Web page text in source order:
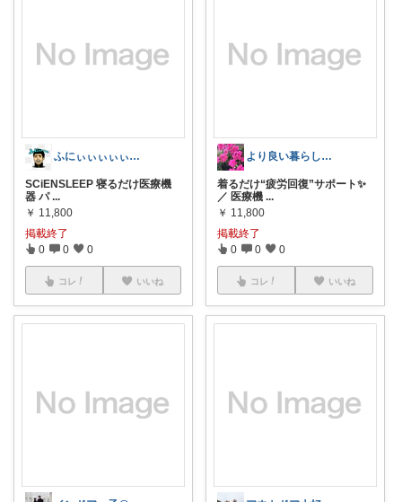
ふにぃぃぃぃぃ🐰🐨
SCiENSLEEP 寝るだけ医療機
器 パ ...
￥ 11,800
掲載終了
0 0 0
コレ いいね
より良い暮らしへのStep Room
着るだけ“疲労回復”サポート✨
／ 医療機 ...
￥ 11,800
掲載終了
0 0 0
コレ いいね